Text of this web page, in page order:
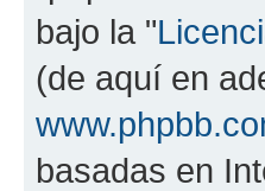
bajo la "
(de aquí en
basadas en